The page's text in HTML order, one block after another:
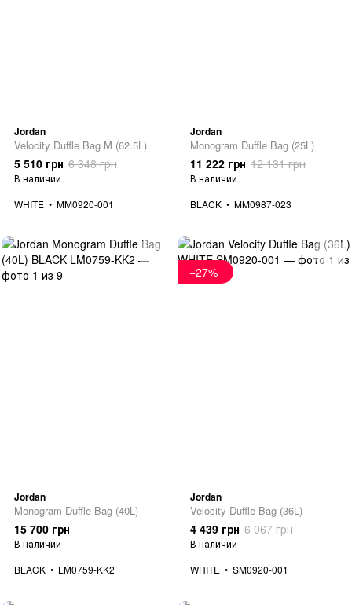
Jordan
Velocity Duffle Bag M (62.5L)
5 510 грн 6 348 грн
В наличии
WHITE
MM0920-001
Jordan
Monogram Duffle Bag (25L)
11 222 грн 12 131 грн
В наличии
BLACK
MM0987-023
Jordan
Monogram Duffle Bag (40L)
15 700 грн
В наличии
BLACK
LM0759-KK2
−27%
Jordan
Velocity Duffle Bag (36L)
4 439 грн 6 067 грн
В наличии
WHITE
SM0920-001